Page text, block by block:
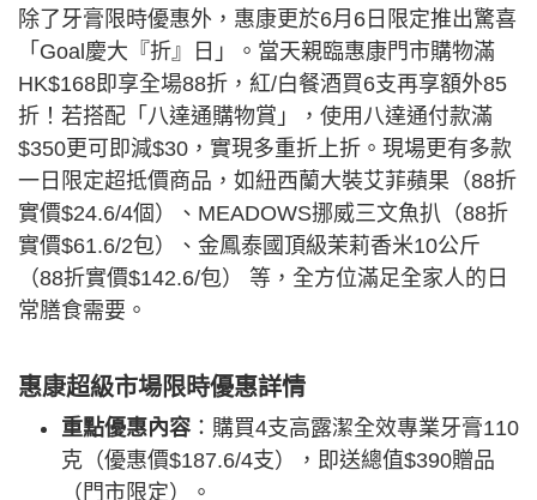
除了牙膏限時優惠外，惠康更於6月6日限定推出驚喜
「Goal慶大『折』日」。當天親臨惠康門市購物滿
HK$168即享全場88折，紅/白餐酒買6支再享額外85
折！若搭配「八達通購物賞」，使用八達通付款滿
$350更可即減$30，實現多重折上折。現場更有多款
一日限定超抵價商品，如紐西蘭大裝艾菲蘋果（88折
實價$24.6/4個）、MEADOWS挪威三文魚扒（88折
實價$61.6/2包）、金鳳泰國頂級茉莉香米10公斤
（88折實價$142.6/包） 等，全方位滿足全家人的日
常膳食需要。
惠康超級市場限時優惠詳情
重點優惠內容 ：購買4支高露潔全效專業牙膏110
克（優惠價$187.6/4支），即送總值$390贈品
（門市限定）。